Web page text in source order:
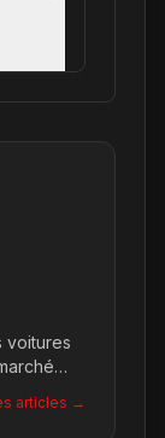
voitures
articles →